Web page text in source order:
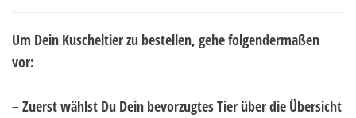
Um Dein Kuscheltier zu bestellen, gehe folgendermaßen
vor:
– Zuerst wählst Du Dein bevorzugtes Tier über die Übersicht